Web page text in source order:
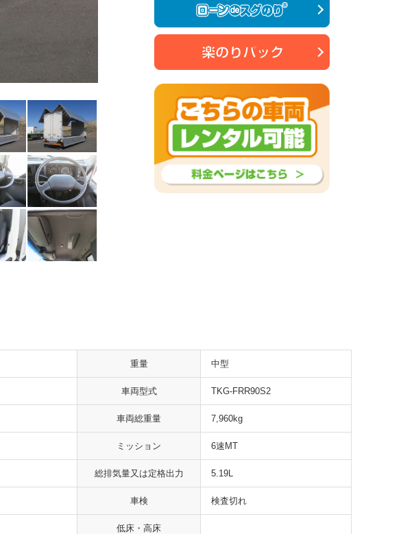
重量 中型
車両型式 TKG-FRR90S2
車両総重量 7,960kg
ミッション 6速MT
総排気量又は定格出力 5.19L
車検 検査切れ
低床・高床